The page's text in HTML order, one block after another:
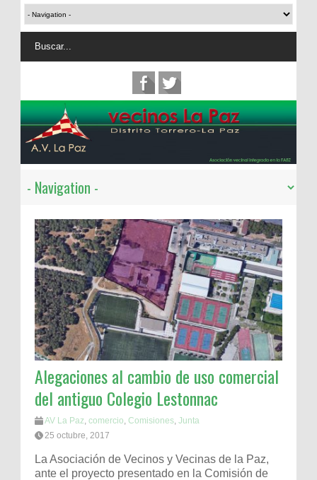
Alegaciones al cambio de uso comercial
del antiguo Colegio Lestonnac
AV La Paz, comercio, Comisiones, Junta
25 octubre, 2017
La Asociación de Vecinos y Vecinas de la Paz,
ante el proyecto presentado en la Comisión de